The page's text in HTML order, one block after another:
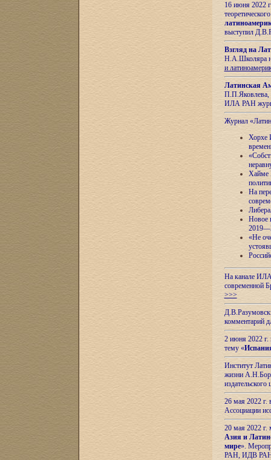
16 июня 2022
выступил
Взгляд на
Н.А.Школяра
и
Латинская
П.П.Яковлева,
ИЛА РАН
Журнал
Хорхе
Хайме
На
Новое
«Не
На канале ИЛА
современной
>>>
комментарий
2 июня 2022 г.
тему «
Институт
жизни
26 мая 2022
Ассоциации
20 мая 2022
Азия и
мире».
РАН, ИДВ